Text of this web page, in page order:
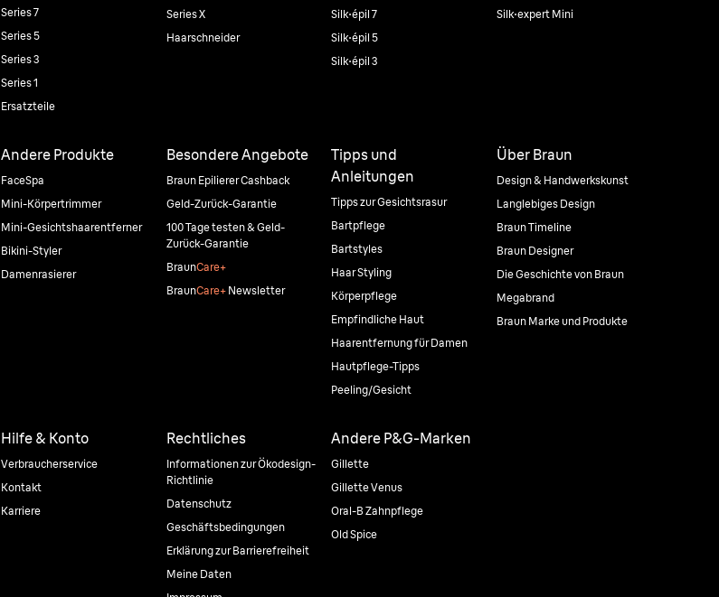
Series 7
Series 5
Series 3
Series 1
Ersatzteile
Series X
Haarschneider
Silk·épil 7
Silk·épil 5
Silk·épil 3
Silk·expert Mini
Andere Produkte
FaceSpa
Mini-Körpertrimmer
Mini-Gesichtshaarentferner
Bikini-Styler
Damenrasierer
Besondere Angebote
Braun Epilierer Cashback
Geld-Zurück-Garantie
100 Tage testen & Geld-
Zurück-Garantie
BraunCare+
BraunCare+Newsletter
Tipps und
Anleitungen
Tipps zur Gesichtsrasur
Bartpflege
Bartstyles
Haar Styling
Körperpflege
Empfindliche Haut
Haarentfernung für Damen
Hautpflege-Tipps
Peeling/Gesicht
Über Braun
Design & Handwerkskunst
Langlebiges Design
Braun Timeline
Braun Designer
Die Geschichte von Braun
Megabrand
Braun Marke und Produkte
Hilfe & Konto
Verbraucherservice
Kontakt
Karriere
Rechtliches
Informationen zur Ökodesign-
Richtlinie
Datenschutz
Geschäftsbedingungen
Erklärung zur Barrierefreiheit
Meine Daten
Andere P&G-Marken
Gillette
Gillette Venus
Oral-B Zahnpflege
Old Spice